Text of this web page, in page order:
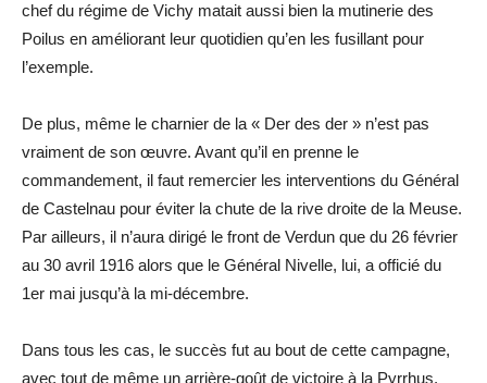
chef du régime de Vichy matait aussi bien la mutinerie des
Poilus en améliorant leur quotidien qu’en les ­fusillant pour
l’exemple.
De plus, même le charnier de la « Der des der » n’est pas
vraiment de son œuvre. Avant qu’il en prenne le
commandement, il faut remercier les interventions du Général
de Castelnau pour éviter la chute de la rive droite de la Meuse.
Par ailleurs, il n’aura dirigé le front de Verdun que du 26 février
au 30 avril 1916 alors que le Général Nivelle, lui, a officié du
1er mai jusqu’à la mi-décembre.
Dans tous les cas, le succès fut au bout de cette campagne,
avec tout de même un arrière-goût de victoire à la Pyrrhus.